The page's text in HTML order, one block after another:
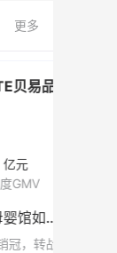
更多
这家女装连锁
零售？